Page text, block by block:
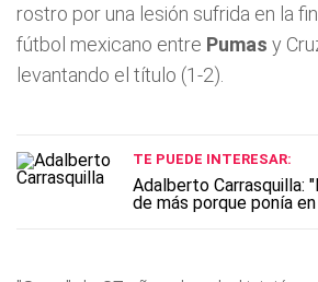
rostro por una lesión sufrida en la
fútbol mexicano entre Pumas y
levantando el título (1-2).
TE PUEDE INTERESAR:
Adalberto Carrasquilla:
de más porque ponía